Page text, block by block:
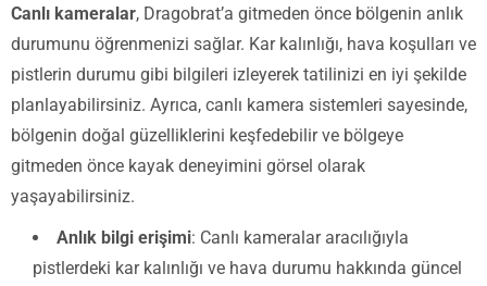
Canlı kameralar, Dragobrat’a gitmeden önce bölgenin anlık
durumunu öğrenmenizi sağlar. Kar kalınlığı, hava koşulları ve
pistlerin durumu gibi bilgileri izleyerek tatilinizi en iyi şekilde
planlayabilirsiniz. Ayrıca, canlı kamera sistemleri sayesinde,
bölgenin doğal güzelliklerini keşfedebilir ve bölgeye
gitmeden önce kayak deneyimini görsel olarak
yaşayabilirsiniz.
Anlık bilgi erişimi: Canlı kameralar aracılığıyla
pistlerdeki kar kalınlığı ve hava durumu hakkında güncel